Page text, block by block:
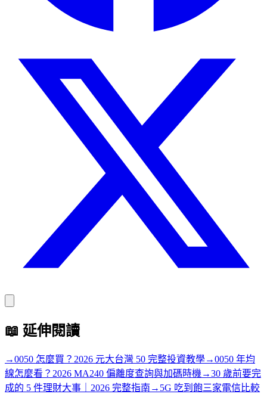
📖 延伸閱讀
→0050 怎麼買？2026 元大台灣 50 完整投資教學→0050 年均
線怎麼看？2026 MA240 偏離度查詢與加碼時機→30 歲前要完
成的 5 件理財大事｜2026 完整指南 → 5G 吃到飽三家電信比較